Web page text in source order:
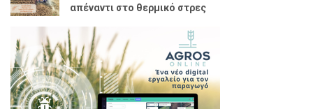
απέναντι στο θερμικό στρες